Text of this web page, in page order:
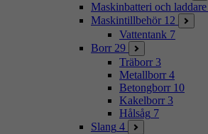
Maskinbatteri och laddare
Maskintillbehör 12
Vattentank 7
Borr 29
Träborr 3
Metallborr 4
Betongborr 10
Kakelborr 3
Hålsåg 7
Slang 4